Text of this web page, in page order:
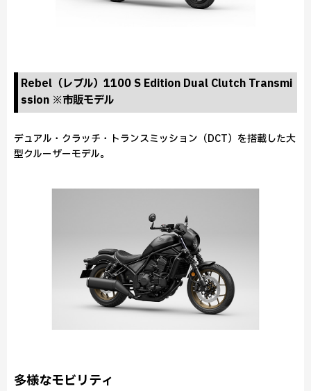
Rebel（レブル）1100 S Edition Dual Clutch Transmi
ssion ※市販モデル
デュアル・クラッチ・トランスミッション（DCT）を搭載した大
型クルーザーモデル。
多様なモビリティ